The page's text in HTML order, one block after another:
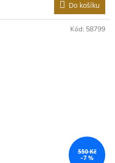
Do košíku
550 Kč
–7 %
Kód: 58799